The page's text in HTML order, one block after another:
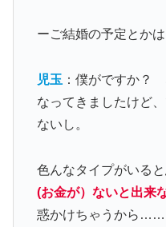
ーご結婚の予定とかは
児玉 ：僕がですか？
なってきましたけど
ないし。
色んなタイプがいると
(お金が） ないと出来
惑かけちゃうから……